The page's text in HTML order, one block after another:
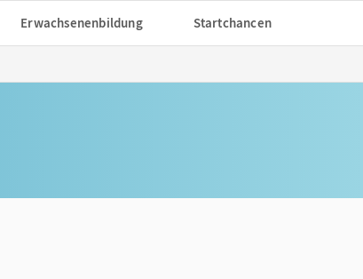
Erwachsenenbildung Startchancen